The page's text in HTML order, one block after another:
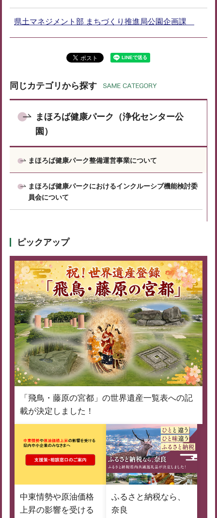
県土マネジメント部 まちづくり推進局公園企画課
同じカテゴリから探す
まほろば健康パーク（浄化センター公
園）
まほろば健康パーク整備運営事業について
まほろば健康パークにおけるインクルーシブ機能検討委
員会について
ピックアップ
「飛鳥・藤原の宮都」の世界遺産一覧表への記
載が決定しました！
中東情勢や原油価格
上昇の影響を受ける
ふるさと納税なら、
奈良